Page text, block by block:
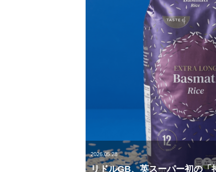
2026.05.28
リドルGB、英スーパー初の「